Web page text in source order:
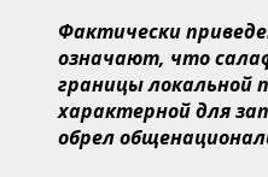
Фактически
означают, что
границы локальной
характерной для
обрел